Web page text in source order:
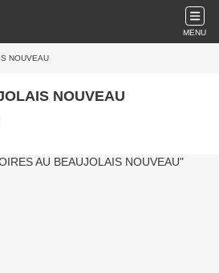
MENU
NOUVEAU
NOUVEAU